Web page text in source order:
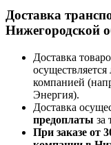
Доставка
Нижегородской
Доставка
компанией
Энергия).
Доставка
предоплаты за
При заказе от